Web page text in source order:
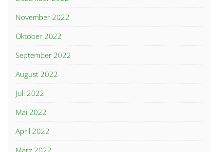
November 2022
Oktober 2022
September 2022
August 2022
Juli 2022
Mai 2022
April 2022